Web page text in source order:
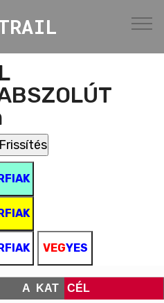
VEGYES
A KAT
CÉL